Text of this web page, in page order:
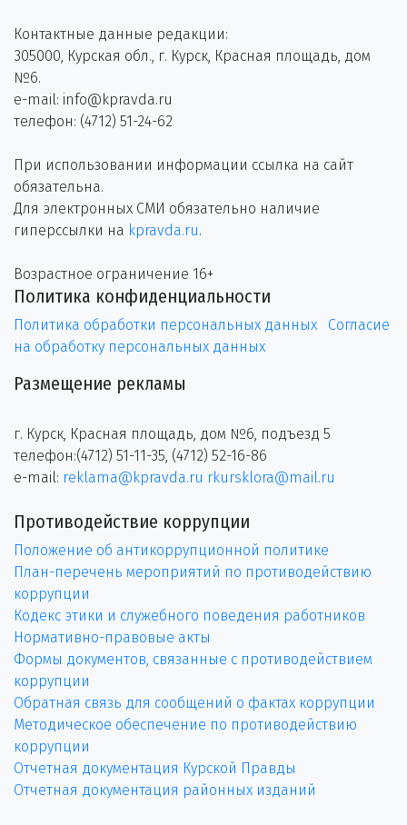
Контактные данные редакции:
305000, Курская обл., г. Курск, Красная площадь, дом
№6.
e-mail: info@kpravda.ru
телефон: (4712) 51-24-62
При использовании информации ссылка на сайт
обязательна.
Для электронных СМИ обязательно наличие
гиперссылки на kpravda.ru.
Возрастное ограничение 16+
Политика конфиденциальности
Политика обработки персональных данных
Согласие
на обработку персональных данных
Размещение рекламы
г. Курск, Красная площадь, дом №6, подъезд 5
телефон:(4712) 51-11-35, (4712) 52-16-86
e-mail: reklama@kpravda.ru rkursklora@mail.ru
Противодействие коррупции
Положение об антикоррупционной политике
План-перечень мероприятий по противодействию
коррупции
Кодекс этики и служебного поведения работников
Нормативно-правовые акты
Формы документов, связанные с противодействием
коррупции
Обратная связь для сообщений о фактах коррупции
Методическое обеспечение по противодействию
коррупции
Отчетная документация Курской Правды
Отчетная документация районных изданий